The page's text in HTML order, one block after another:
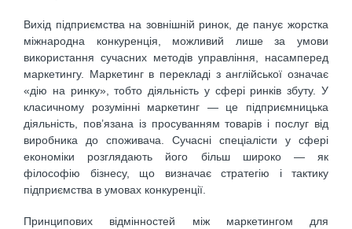
Вихід підприємства на зовнішній ринок, де панує жорстка
міжнародна конкуренція, можливий лише за умови
використання сучасних методів управління, насамперед
маркетингу. Маркетинг в перекладі з англійської означає
«дію на ринку», тобто діяльність у сфері ринків збуту. У
класичному розумінні маркетинг — це підприємницька
діяльність, пов’язана із просуванням товарів і послуг від
виробника до споживача. Сучасні спеціалісти у сфері
економіки розглядають його більш широко — як
філософію бізнесу, що визначає стратегію і тактику
підприємства в умовах конкуренції.
Принципових відмінностей між маркетингом для